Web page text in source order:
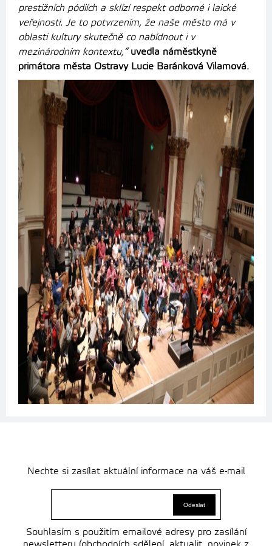
prestižních pódiích a sklízí respekt odborné i laické
veřejnosti. Je to potvrzením, že naše město má v
oblasti kultury skutečně co nabídnout i v
mezinárodním kontextu,“ uvedla náměstkyně
primátora města Ostravy Lucie Baránková Vilamová.
Nechte si zasílat aktuální informace na váš e-mail
Souhlasím s použitím emailové adresy pro zasílání